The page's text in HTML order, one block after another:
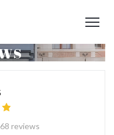
reviews